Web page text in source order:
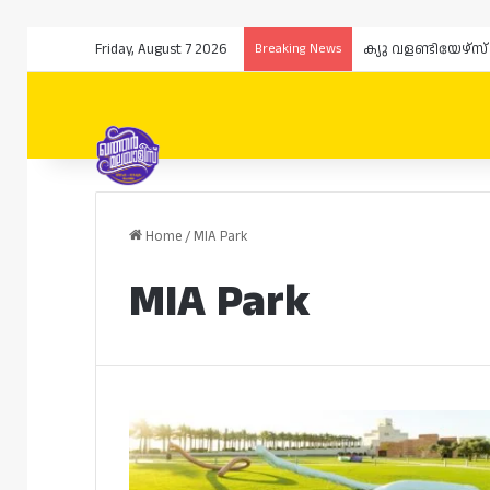
Friday, August 7 2026 Breaking News ക്യു വളണ്ടിയേഴ്‌സ്
Home/ MIA Park
MIA Park